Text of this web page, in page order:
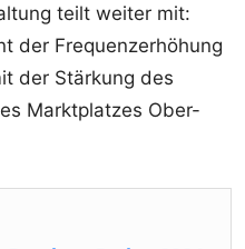
teilt weiter mit:
der Frequenzerhöhung
der Stärkung des
Marktplatzes Ober-